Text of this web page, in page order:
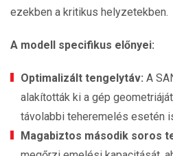
ezekben a kritikus helyzetekben.
A modell specifikus előnyei:
Optimalizált tengelytáv: A
alakították ki a gép
távolabbi teheremelés esetén
Magabiztos második soros